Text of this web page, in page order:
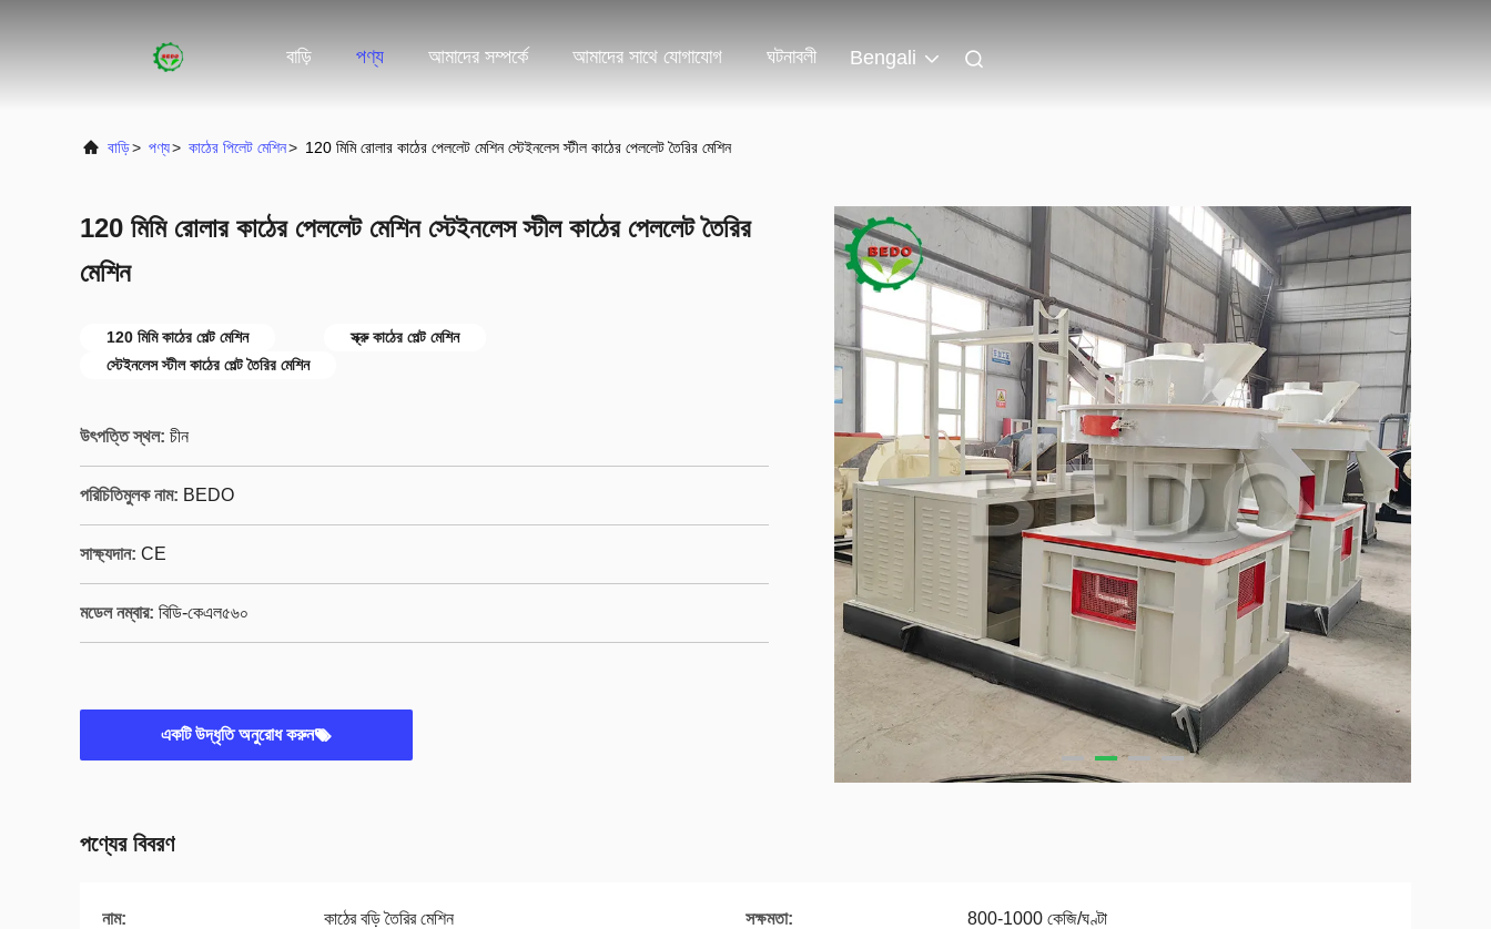
বাড়ি পণ্য আমাদের সম্পর্কে আমাদের সাথে যোগাযোগ ঘটনাবলী Bengali
বাড়ি> পণ্য> কাঠের পিলেট মেশিন> 120 মিমি রোলার কাঠের পেললেট মেশিন স্টেইনলেস স্টীল কাঠের পেললেট তৈরির মেশিন
120 মিমি রোলার কাঠের পেললেট মেশিন স্টেইনলেস স্টীল কাঠের পেললেট তৈরির
মেশিন
120 মিমি কাঠের পেল্ট মেশিন
স্ক্রু কাঠের পেল্ট মেশিন
স্টেইনলেস স্টীল কাঠের পেল্ট তৈরির মেশিন
উৎপত্তি স্থল: চীন
পরিচিতিমুলক নাম: BEDO
সাক্ষ্যদান: CE
মডেল নম্বার: বিডি-কেএল৫৬০
একটি উদ্ধৃতি অনুরোধ করুন
পণ্যের বিবরণ
নাম: কাঠের বড়ি তৈরির মেশিন সক্ষমতা: 800-1000 কেজি/ঘণ্টা